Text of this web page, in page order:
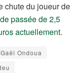
chute du joueur de
passée de 2,5
actuellement.
Gaël Ondoua